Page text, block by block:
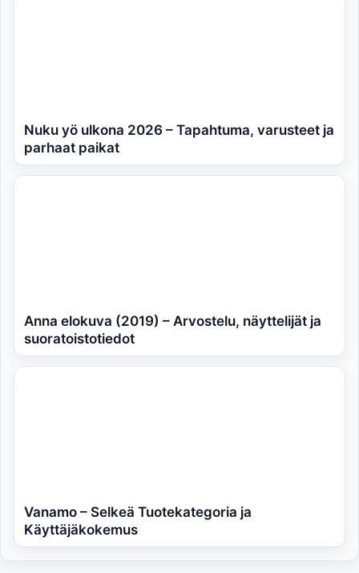
Nuku yö ulkona 2026 – Tapahtuma, varusteet ja
parhaat paikat
Anna elokuva (2019) – Arvostelu, näyttelijät ja
suoratoistotiedot
Vanamo – Selkeä Tuotekategoria ja
Käyttäjäkokemus